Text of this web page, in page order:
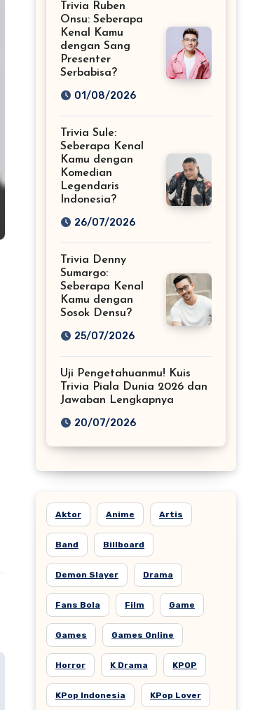
Trivia Ruben
Onsu: Seberapa
Kenal Kamu
dengan Sang
Presenter
Serbabisa?
01/08/2026
Trivia Sule:
Seberapa Kenal
Kamu dengan
Komedian
Legendaris
Indonesia?
26/07/2026
Trivia Denny
Sumargo:
Seberapa Kenal
Kamu dengan
Sosok Densu?
25/07/2026
Uji Pengetahuanmu! Kuis
Trivia Piala Dunia 2026 dan
Jawaban Lengkapnya
20/07/2026
Aktor Anime Artis
Band Billboard
Demon Slayer Drama
Fans Bola Film Game
Games Games Online
Horror K Drama KPOP
KPop Indonesia KPop Lover